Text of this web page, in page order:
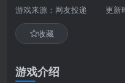
游戏来源：网友投递 更新
收藏
游戏介绍